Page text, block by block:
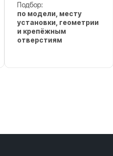
Подбор:
по модели, месту
установки, геометрии
и крепёжным
отверстиям